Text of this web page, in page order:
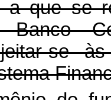
que se
Banco
se